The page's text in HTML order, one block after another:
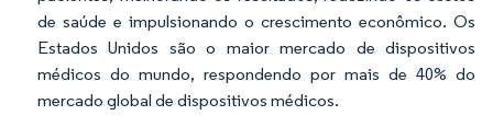
de saúde e impulsionando o crescimento econômico. Os
Estados Unidos são o maior mercado de dispositivos
médicos do mundo, respondendo por mais de 40% do
mercado global de dispositivos médicos.